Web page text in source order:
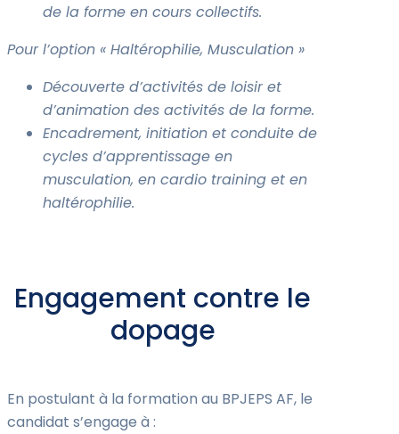
de la forme en cours collectifs.
Pour l’option « Haltérophilie, Musculation »
Découverte d’activités de loisir et
d’animation des activités de la forme.
Encadrement, initiation et conduite de
cycles d’apprentissage en
musculation, en cardio training et en
haltérophilie.
Engagement contre le
dopage
En postulant à la formation au BPJEPS AF, le
candidat s’engage à :